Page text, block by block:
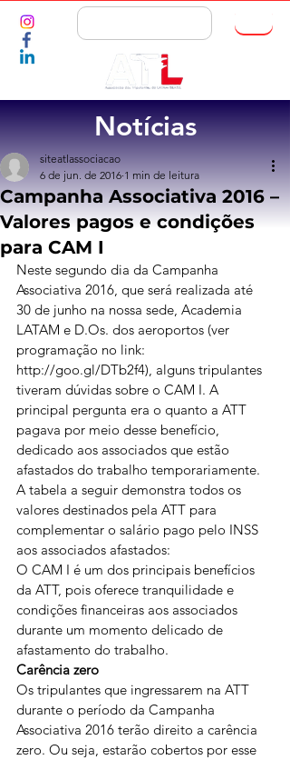
Notícias
Campanha Associativa 2016 –
Valores pagos e condições
para CAM I
siteatlassociacao
6 de jun. de 2016 1 min de leitura
Neste segundo dia da Campanha
Associativa 2016, que será realizada até
30 de junho na nossa sede, Academia
LATAM e D.Os. dos aeroportos (ver
programação no link:
http://goo.gl/DTb2f4), alguns tripulantes
tiveram dúvidas sobre o CAM I. A
principal pergunta era o quanto a ATT
pagava por meio desse benefício,
dedicado aos associados que estão
afastados do trabalho temporariamente.
A tabela a seguir demonstra todos os
valores destinados pela ATT para
complementar o salário pago pelo INSS
aos associados afastados:
O CAM I é um dos principais benefícios
da ATT, pois oferece tranquilidade e
condições financeiras aos associados
durante um momento delicado de
afastamento do trabalho.
Carência zero
Os tripulantes que ingressarem na ATT
durante o período da Campanha
Associativa 2016 terão direito a carência
zero. Ou seja, estarão cobertos por esse